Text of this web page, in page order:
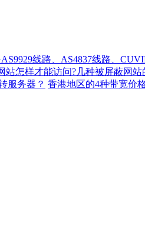
线路、AS4837线路、
站怎样才能访问?几种被屏蔽网站
服务器？ 香港地区的4种带宽价